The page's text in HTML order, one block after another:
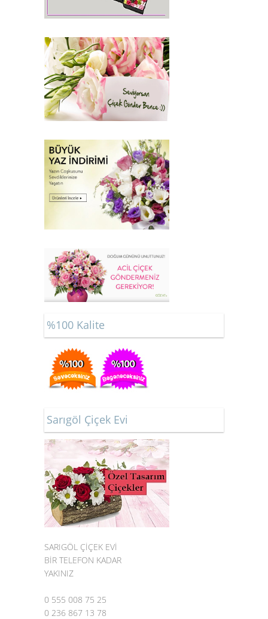
%100 Kalite
Sarıgöl Çiçek Evi
SARIGÖL ÇİÇEK EVİ
BİR TELEFON KADAR
YAKINIZ
0 555 008 75 25
0 236 867 13 78